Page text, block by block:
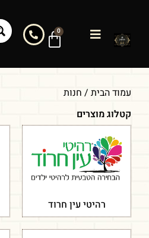
0
עמוד הבית / חנות
קטלוג מוצרים
רהיטי עין חרוד